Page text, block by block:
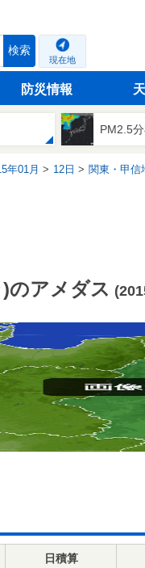
検索
現在地
防災情報
PM2.5
年01月 12日 関東・甲信
のアメダス
日積算